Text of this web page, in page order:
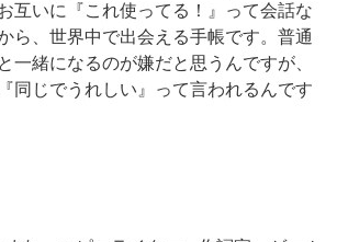
互いに『これ使ってる！』って会話な
ら、世界中で出会える手帳です。普通
一緒になるのが嫌だと思うんですが、
同じでうれしい』って言われるんです